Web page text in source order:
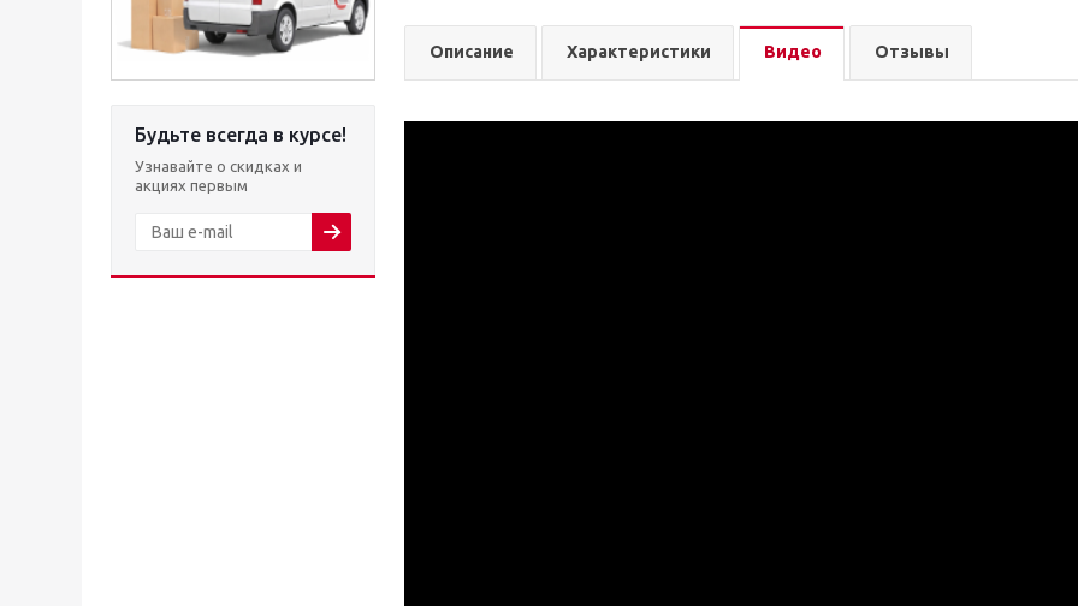
Будьте всегда в курсе!
Узнавайте о скидках и
акциях первым
Описание Характеристики Видео Отзывы